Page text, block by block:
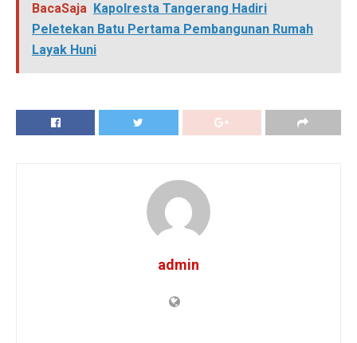
BacaSaja Kapolresta Tangerang Hadiri
Peletekan Batu Pertama Pembangunan Rumah
Layak Huni
admin